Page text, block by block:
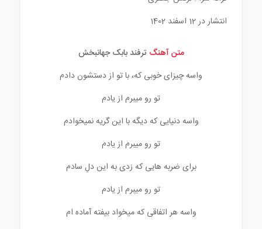
انتشار در 12 اسفند 1402
متن آهنگ ترفند بابک جهانبخش
واسه چیزای خوبی که، با تو از دستشون دادم
تو رو میبرم از یادم
واسه دنیایی که دیگه با این گریه نمیخوادم
تو رو میبرم از یادم
برای ضربه هایی که زدی به این دلِ سادم
تو رو میبرم از یادم
واسه هر اتفاقی که میخواد بیفته آماده ام